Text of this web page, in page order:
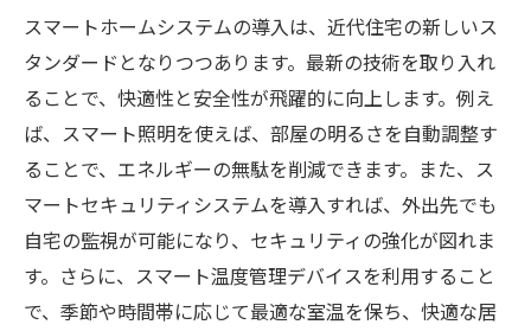
スマートホームシステムの導入は、近代住宅の新しいス
タンダードとなりつつあります。最新の技術を取り入れ
ることで、快適性と安全性が飛躍的に向上します。例え
ば、スマート照明を使えば、部屋の明るさを自動調整す
ることで、エネルギーの無駄を削減できます。また、ス
マートセキュリティシステムを導入すれば、外出先でも
自宅の監視が可能になり、セキュリティの強化が図れま
す。さらに、スマート温度管理デバイスを利用すること
で、季節や時間帯に応じて最適な室温を保ち、快適な居